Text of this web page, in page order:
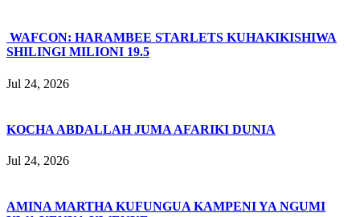
WAFCON: HARAMBEE STARLETS KUHAKIKISHIWA
SHILINGI MILIONI 19.5
Jul 24, 2026
KOCHA ABDALLAH JUMA AFARIKI DUNIA
Jul 24, 2026
AMINA MARTHA KUFUNGUA KAMPENI YA NGUMI